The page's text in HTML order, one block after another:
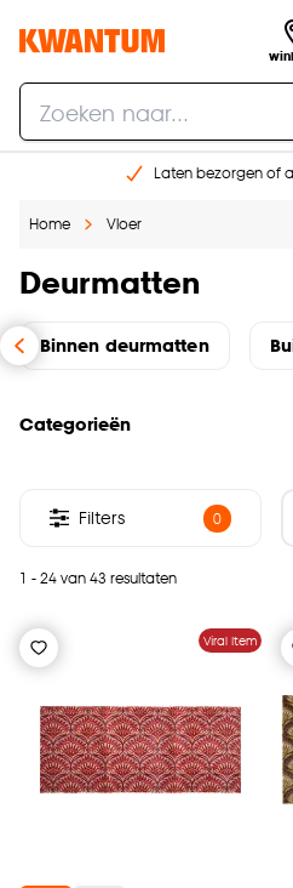
Laten bezorgen of
Home Vloer
Deurmatten
Binnen deurmatten
Categorieën
1 - 24 van 43 resultaten
Filters 0
Viral Item